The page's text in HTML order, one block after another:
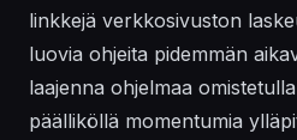
linkkejä verkkosivuston
luovia ohjeita pidemmän
laajenna ohjelmaa omistetulla
päälliköllä momentumia